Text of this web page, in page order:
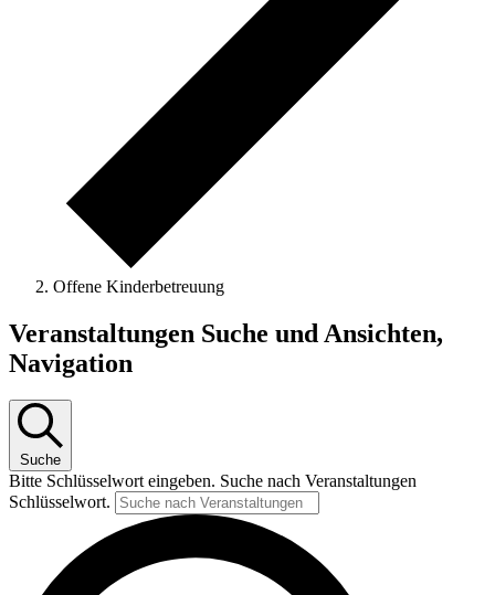
Offene Kinderbetreuung
Veranstaltungen
Veranstaltungen Suche und Ansichten,
Navigation
Suche
Bitte Schlüsselwort eingeben. Suche nach Veranstaltungen
Schlüsselwort.